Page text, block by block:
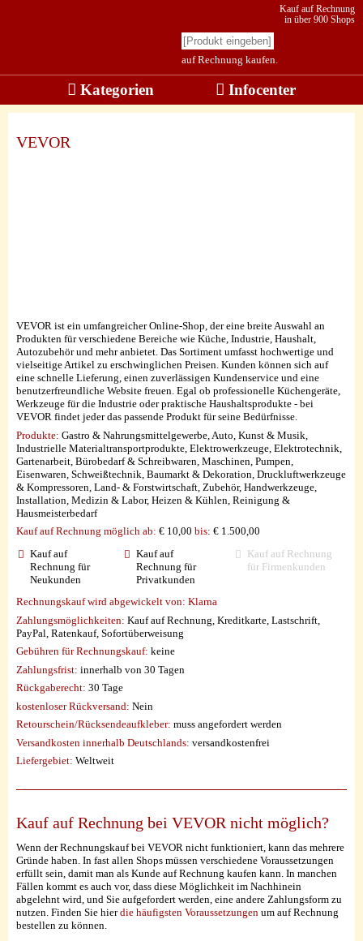
auf Rechnung kaufen.
Kauf auf Rechnung
in über 900 Shops
Kategorien Infocenter
VEVOR
VEVOR ist ein umfangreicher Online-Shop, der eine breite Auswahl an
Produkten für verschiedene Bereiche wie Küche, Industrie, Haushalt,
Autozubehör und mehr anbietet. Das Sortiment umfasst hochwertige und
vielseitige Artikel zu erschwinglichen Preisen. Kunden können sich auf
eine schnelle Lieferung, einen zuverlässigen Kundenservice und eine
benutzerfreundliche Website freuen. Egal ob professionelle Küchengeräte,
Werkzeuge für die Industrie oder praktische Haushaltsprodukte - bei
VEVOR findet jeder das passende Produkt für seine Bedürfnisse.
Produkte: Gastro & Nahrungsmittelgewerbe, Auto, Kunst & Musik,
Industrielle Materialtransportprodukte, Elektrowerkzeuge, Elektrotechnik,
Gartenarbeit, Bürobedarf & Schreibwaren, Maschinen, Pumpen,
Eisenwaren, Schweißtechnik, Baumarkt & Dekoration, Druckluftwerkzeuge
& Kompressoren, Land- & Forstwirtschaft, Zubehör, Handwerkzeuge,
Installation, Medizin & Labor, Heizen & Kühlen, Reinigung &
Hausmeisterbedarf
Kauf auf Rechnung möglich ab: € 10,00 bis: € 1.500,00
Kauf auf
Rechnung für
Neukunden
Kauf auf
Rechnung für
Privatkunden
Kauf auf Rechnung
für Firmenkunden
Rechnungskauf wird abgewickelt von: Klarna
Zahlungsmöglichkeiten: Kauf auf Rechnung, Kreditkarte, Lastschrift,
PayPal, Ratenkauf, Sofortüberweisung
Gebühren für Rechnungskauf: keine
Zahlungsfrist: innerhalb von 30 Tagen
Rückgaberecht: 30 Tage
kostenloser Rückversand: Nein
Retourschein/Rücksendeaufkleber: muss angefordert werden
Versandkosten innerhalb Deutschlands: versandkostenfrei
Liefergebiet: Weltweit
Kauf auf Rechnung bei VEVOR nicht möglich?
Wenn der Rechnungskauf bei VEVOR nicht funktioniert, kann das mehrere
Gründe haben. In fast allen Shops müssen verschiedene Voraussetzungen
erfüllt sein, damit man als Kunde auf Rechnung kaufen kann. In manchen
Fällen kommt es auch vor, dass diese Möglichkeit im Nachhinein
abgelehnt wird, und Sie aufgefordert werden, eine andere Zahlungsform zu
nutzen. Finden Sie hierdie häufigsten Voraussetzungen um auf Rechnung
bestellen zu können.